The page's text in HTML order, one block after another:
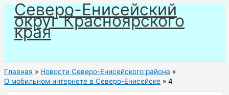
Перейти
содержимому
Северо-Енисейский
округ Красноярского
края
Главная
Новости Северо-Енисейского района
О мобильном интернете в Северо-Енисейске
4